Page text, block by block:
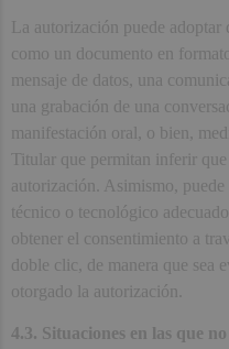
La autorización puede adoptar
como un documento en
mensaje de datos, una
una grabación de una
manifestación oral, o bien,
Titular que permitan inferir que
autorización. Asimismo, puede
técnico o tecnológico
obtener el consentimiento a
doble clic, de manera que sea
otorgado la autorización.
4.3. Situaciones en las que